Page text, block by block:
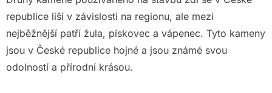
republice liší v závislosti na regionu, ale mezi
nejběžnější patří žula, pískovec a vápenec. Tyto kameny
jsou v České republice hojné a jsou známé svou
odolností a přírodní krásou.